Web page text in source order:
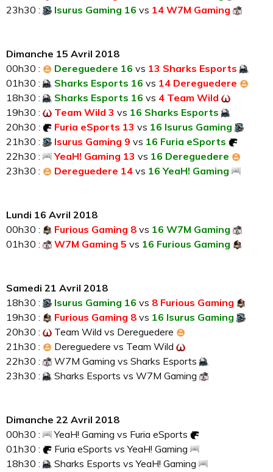
23h30 :
Isurus Gaming 16 vs 14 W7M Gaming
Dimanche 15 Avril 2018
00h30 :
Dereguedere 16 vs 13 Sharks Esports
01h30 :
Sharks Esports 16 vs 14 Dereguedere
18h30 :
Sharks Esports 16 vs 4 Team Wild
19h30 :
Team Wild 3 vs 16 Sharks Esports
20h30 :
Furia eSports 13 vs 16 Isurus Gaming
21h30 :
Isurus Gaming 9 vs 16 Furia eSports
22h30 :
YeaH! Gaming 13 vs 16 Dereguedere
23h30 :
Dereguedere 14 vs 16 YeaH! Gaming
Lundi 16 Avril 2018
00h30 :
Furious Gaming 8 vs 16 W7M Gaming
01h30 :
W7M Gaming 5 vs 16 Furious Gaming
Samedi 21 Avril 2018
18h30 :
Isurus Gaming 16 vs 8 Furious Gaming
19h30 :
Furious Gaming 8 vs 16 Isurus Gaming
20h30 :
Team Wild vs Dereguedere
21h30 :
Dereguedere vs Team Wild
22h30 :
W7M Gaming vs Sharks Esports
23h30 :
Sharks Esports vs W7M Gaming
Dimanche 22 Avril 2018
00h30 :
YeaH! Gaming vs Furia eSports
01h30 :
Furia eSports vsYeaH! Gaming
18h30 :
Sharks Esports vsYeaH! Gaming